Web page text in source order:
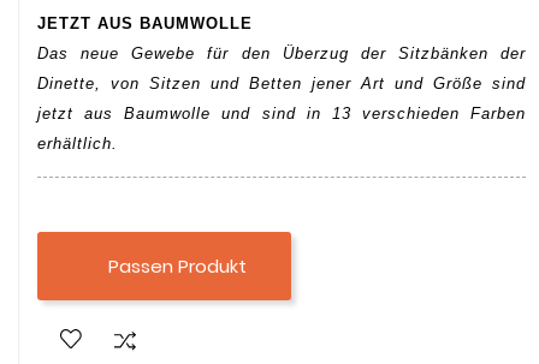
JETZT AUS BAUMWOLLE
Das neue Gewebe für den Überzug der Sitzbänken der
Dinette, von Sitzen und Betten jener Art und Größe sind
jetzt aus Baumwolle und sind in 13 verschieden Farben
erhältlich.
Passen Produkt